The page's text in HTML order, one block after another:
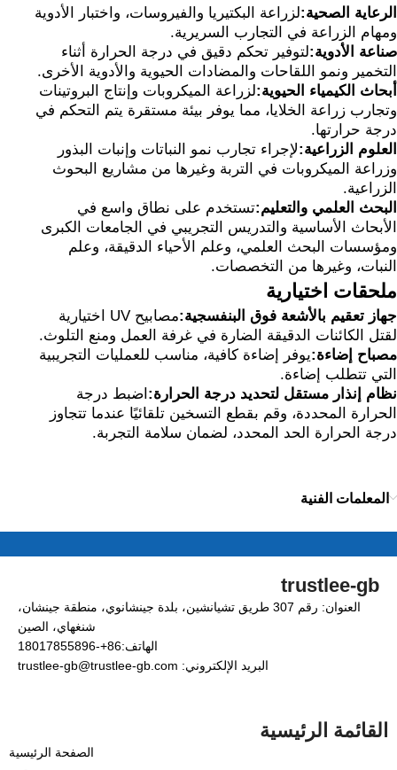
الرعاية الصحية:لزراعة البكتيريا والفيروسات، واختبار الأدوية
ومهام الزراعة في التجارب السريرية.
صناعة الأدوية:لتوفير تحكم دقيق في درجة الحرارة أثناء
التخمير ونمو اللقاحات والمضادات الحيوية والأدوية الأخرى.
أبحاث الكيمياء الحيوية:لزراعة الميكروبات وإنتاج البروتينات
وتجارب زراعة الخلايا، مما يوفر بيئة مستقرة يتم التحكم في
درجة حرارتها.
العلوم الزراعية:لإجراء تجارب نمو النباتات وإنبات البذور
وزراعة الميكروبات في التربة وغيرها من مشاريع البحوث
الزراعية.
البحث العلمي والتعليم:تستخدم على نطاق واسع في
الأبحاث الأساسية والتدريس التجريبي في الجامعات الكبرى
ومؤسسات البحث العلمي، وعلم الأحياء الدقيقة، وعلم
النبات، وغيرها من التخصصات.
ملحقات اختيارية
جهاز تعقيم بالأشعة فوق البنفسجية:
مصابيح UV اختيارية
لقتل الكائنات الدقيقة الضارة في غرفة العمل ومنع التلوث.
مصباح إضاءة:يوفر إضاءة كافية، مناسب للعمليات التجريبية
التي تتطلب إضاءة.
نظام إنذار مستقل لتحديد درجة الحرارة: اضبط درجة
الحرارة المحددة، وقم بقطع التسخين تلقائيًا عندما تتجاوز
درجة الحرارة الحد المحدد، لضمان سلامة التجربة.
المعلمات الفنية
trustlee-gb
العنوان: رقم 307 طريق تشيانشين، بلدة جينشانوي، منطقة جينشان،
شنغهاي، الصين
الهاتف:86+-18017855896
البريد الإلكتروني: trustlee-gb@trustlee-gb.com
القائمة الرئيسية
الصفحة الرئيسية